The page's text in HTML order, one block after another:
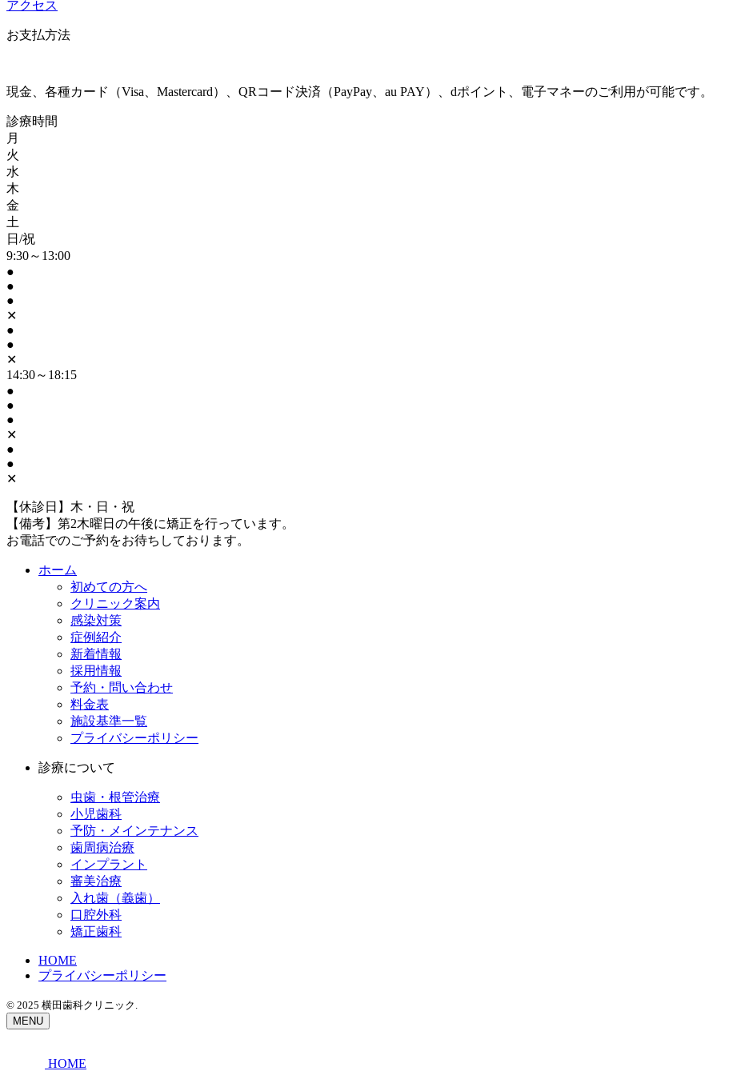
アクセス
お支払方法
現金、各種カード（Visa、Mastercard）、QRコード決済（PayPay、au PAY）、dポイント、電子マネーのご利用が可能です。
診療時間
月
火
水
木
金
土
日/祝
9:30～13:00
●
●
●
✕
●
●
✕
14:30～18:15
●
●
●
✕
●
●
✕
【休診日】木・日・祝
【備考】第2木曜日の午後に矯正を行っています。
お電話でのご予約をお待ちしております。
ホーム
初めての方へ
クリニック案内
感染対策
症例紹介
新着情報
採用情報
予約・問い合わせ
料金表
施設基準一覧
プライバシーポリシー
診療について
虫歯・根管治療
小児歯科
予防・メインテナンス
歯周病治療
インプラント
審美治療
入れ歯（義歯）
口腔外科
矯正歯科
HOME
プライバシーポリシー
© 2025 横田歯科クリニック.
MENU
HOME